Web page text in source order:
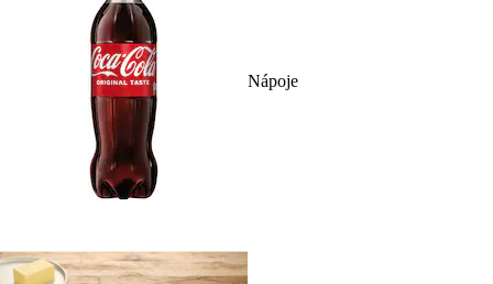
Nápoje